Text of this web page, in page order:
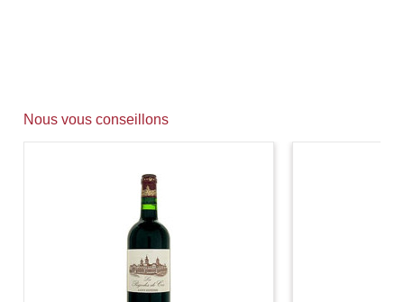
Nous vous conseillons